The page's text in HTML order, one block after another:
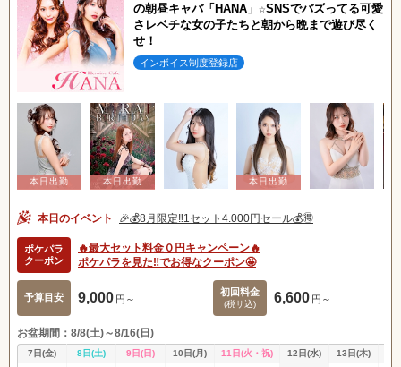
の朝昼キャバ「HANA」☆SNSでバズってる可愛
さレベチな女の子たちと朝から晩まで遊び尽く
せ！
インボイス制度登録店
本日のイベント 🎉💰8月限定‼️1セット4.000円セール💰🉐
ポケパラ
クーポン
🔥最大セット料金０円キャンペーン🔥
ポケパラを見た‼️でお得なクーポン🤩
予算目安 9,000 円～
初回料金
(税サ込) 6,600 円～
お盆期間：8/8(土)～8/16(日)
7日(金) 8日(土) 9日(日) 10日(月) 11日(火・祝) 12日(水) 13日(木)